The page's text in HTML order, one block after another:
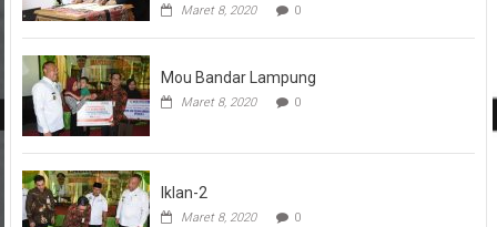
Maret 8, 2020 0
Mou Bandar Lampung
Maret 8, 2020 0
Iklan-2
Maret 8, 2020 0